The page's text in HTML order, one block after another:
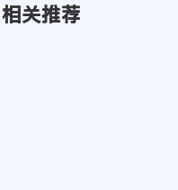
关推荐